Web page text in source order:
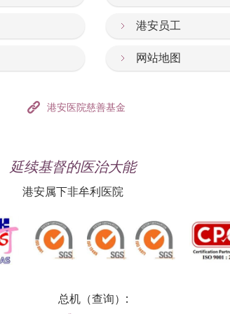
港安员工
网站地图
港安医院慈善基金
延续基督的医治大能
港安属下非牟利医院
总机（查询）: